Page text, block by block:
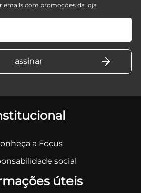
emails com promoções da loja
a Focus
social
úteis